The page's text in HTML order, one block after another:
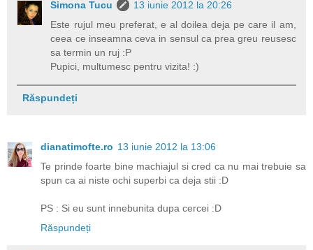
Simona Tucu
13 iunie 2012 la 20:26
Este rujul meu preferat, e al doilea deja pe care il am,
ceea ce inseamna ceva in sensul ca prea greu reusesc
sa termin un ruj :P
Pupici, multumesc pentru vizita! :)
Răspundeți
dianatimofte.ro 13 iunie 2012 la 13:06
Te prinde foarte bine machiajul si cred ca nu mai trebuie sa
spun ca ai niste ochi superbi ca deja stii :D
PS : Si eu sunt innebunita dupa cercei :D
Răspundeți